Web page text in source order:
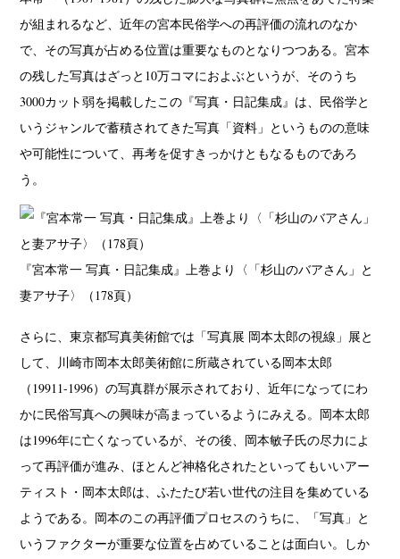
が組まれるなど、近年の宮本民俗学への再評価の流れのなか
で、その写真が占める位置は重要なものとなりつつある。宮本
の残した写真はざっと10万コマにおよぶというが、そのうち
3000カット弱を掲載したこの『写真・日記集成』は、民俗学と
いうジャンルで蓄積されてきた写真「資料」というものの意味
や可能性について、再考を促すきっかけともなるものであろ
う。
『宮本常一 写真・日記集成』上巻より〈「杉山のバアさん」と
妻アサ子〉（178頁）
さらに、東京都写真美術館では「写真展 岡本太郎の視線」展と
して、川崎市岡本太郎美術館に所蔵されている岡本太郎
（19911-1996）の写真群が展示されており、近年になってにわ
かに民俗写真への興味が高まっているようにみえる。岡本太郎
は1996年に亡くなっているが、その後、岡本敏子氏の尽力によ
って再評価が進み、ほとんど神格化されたといってもいいアー
ティスト・岡本太郎は、ふたたび若い世代の注目を集めている
ようである。岡本のこの再評価プロセスのうちに、「写真」と
いうファクターが重要な位置を占めていることは面白い。しか